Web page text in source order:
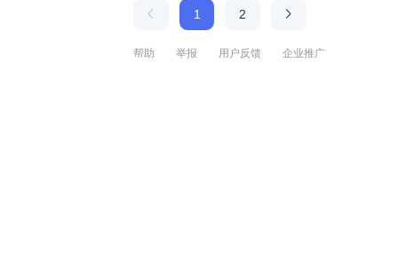
1 2
帮助 举报 用户反馈 企业推广